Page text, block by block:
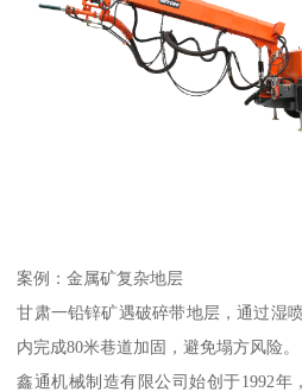
案例：金属矿复杂地层
甘肃一铅锌矿遇破碎带地层，通过湿
内完成80米巷道加固，避免塌方风险。
鑫通机械制造有限公司始创于1992年